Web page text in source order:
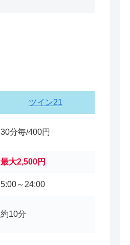
ツイン21
30分毎/400円
最大2,500円
5:00～24:00
約10分